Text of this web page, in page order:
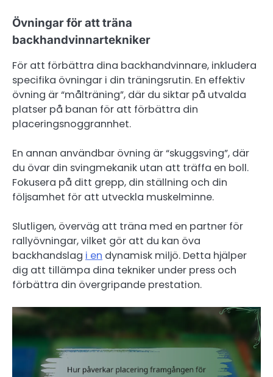
Övningar för att träna
backhandvinnartekniker
För att förbättra dina backhandvinnare, inkludera
specifika övningar i din träningsrutin. En effektiv
övning är “målträning”, där du siktar på utvalda
platser på banan för att förbättra din
placeringsnoggrannhet.
En annan användbar övning är “skuggsving”, där
du övar din svingmekanik utan att träffa en boll.
Fokusera på ditt grepp, din ställning och din
följsamhet för att utveckla muskelminne.
Slutligen, överväg att träna med en partner för
rallyövningar, vilket gör att du kan öva
backhandslag i en dynamisk miljö. Detta hjälper
dig att tillämpa dina tekniker under press och
förbättra din övergripande prestation.